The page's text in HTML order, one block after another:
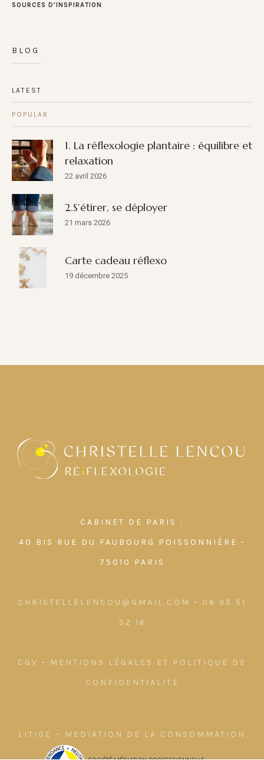
SOURCES D'INSPIRATION
BLOG
LATEST
POPULAR
1. La réflexologie plantaire : équilibre et
relaxation
22 avril 2026
2.S’étirer, se déployer
21 mars 2026
Carte cadeau réflexo
19 décembre 2025
CABINET DE PARIS :
40 BIS RUE DU FAUBOURG POISSONNIÈRE -
75010 PARIS
CHRISTELLELENCOU@GMAIL.COM - 06 95 51
32 16
CGV -
MENTIONS LÉGALES ET POLITIQUE DE
CONFIDENTIALITÉ
LITIGE – MEDIATION DE LA CONSOMMATION